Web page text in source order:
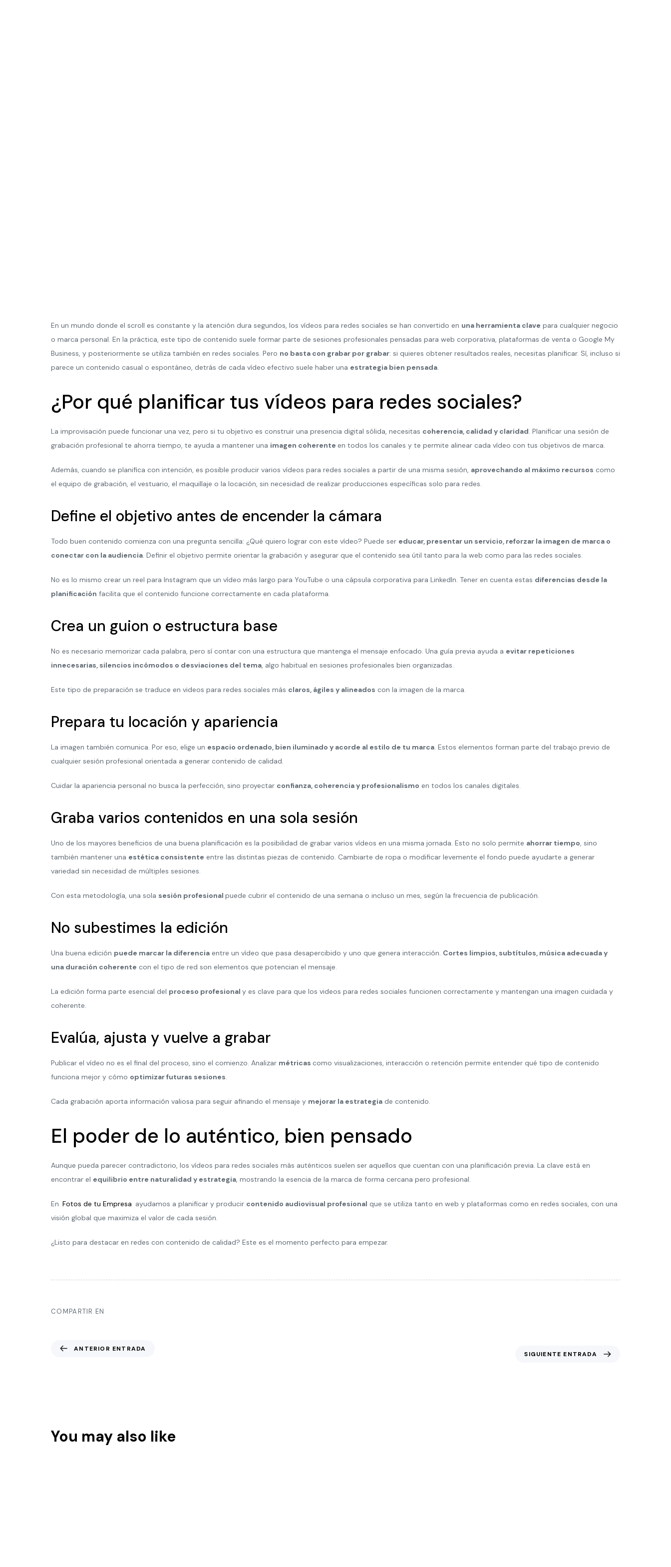
En un mundo donde el scroll es constante y la atención dura segundos, los vídeos para redes sociales se han convertido en una herramienta clave para cualquier negocio
o marca personal. En la práctica, este tipo de contenido suele formar parte de sesiones profesionales pensadas para web corporativa, plataformas de venta o Google My
Business, y posteriormente se utiliza también en redes sociales. Pero no basta con grabar por grabar: si quieres obtener resultados reales, necesitas planificar. Sí, incluso si
parece un contenido casual o espontáneo, detrás de cada vídeo efectivo suele haber una estrategia bien pensada.
¿Por qué planificar tus vídeos para redes sociales?
La improvisación puede funcionar una vez, pero si tu objetivo es construir una presencia digital sólida, necesitas coherencia, calidad y claridad. Planificar una sesión de
grabación profesional te ahorra tiempo, te ayuda a mantener una imagen coherente en todos los canales y te permite alinear cada vídeo con tus objetivos de marca.
Además, cuando se planifica con intención, es posible producir varios vídeos para redes sociales a partir de una misma sesión, aprovechando al máximo recursos como
el equipo de grabación, el vestuario, el maquillaje o la locación, sin necesidad de realizar producciones específicas solo para redes.
Define el objetivo antes de encender la cámara
Todo buen contenido comienza con una pregunta sencilla: ¿Qué quiero lograr con este vídeo? Puede ser educar, presentar un servicio, reforzar la imagen de marca o
conectar con la audiencia. Definir el objetivo permite orientar la grabación y asegurar que el contenido sea útil tanto para la web como para las redes sociales.
No es lo mismo crear un reel para Instagram que un vídeo más largo para YouTube o una cápsula corporativa para LinkedIn. Tener en cuenta estas diferencias desde la
planificación facilita que el contenido funcione correctamente en cada plataforma.
Crea un guion o estructura base
No es necesario memorizar cada palabra, pero sí contar con una estructura que mantenga el mensaje enfocado. Una guía previa ayuda a evitar repeticiones
innecesarias, silencios incómodos o desviaciones del tema, algo habitual en sesiones profesionales bien organizadas.
Este tipo de preparación se traduce en videos para redes sociales más claros, ágiles y alineados con la imagen de la marca.
Prepara tu locación y apariencia
La imagen también comunica. Por eso, elige un espacio ordenado, bien iluminado y acorde al estilo de tu marca. Estos elementos forman parte del trabajo previo de
cualquier sesión profesional orientada a generar contenido de calidad.
Cuidar la apariencia personal no busca la perfección, sino proyectar confianza, coherencia y profesionalismo en todos los canales digitales.
Graba varios contenidos en una sola sesión
Uno de los mayores beneficios de una buena planificación es la posibilidad de grabar varios vídeos en una misma jornada. Esto no solo permite ahorrar tiempo, sino
también mantener una estética consistente entre las distintas piezas de contenido. Cambiarte de ropa o modificar levemente el fondo puede ayudarte a generar
variedad sin necesidad de múltiples sesiones.
Con esta metodología, una sola sesión profesional puede cubrir el contenido de una semana o incluso un mes, según la frecuencia de publicación.
No subestimes la edición
Una buena edición puede marcar la diferencia entre un vídeo que pasa desapercibido y uno que genera interacción. Cortes limpios, subtítulos, música adecuada y
una duración coherente con el tipo de red son elementos que potencian el mensaje.
La edición forma parte esencial del proceso profesional y es clave para que los videos para redes sociales funcionen correctamente y mantengan una imagen cuidada y
coherente.
Evalúa, ajusta y vuelve a grabar
Publicar el vídeo no es el final del proceso, sino el comienzo. Analizar métricas como visualizaciones, interacción o retención permite entender qué tipo de contenido
funciona mejor y cómo optimizar futuras sesiones.
Cada grabación aporta información valiosa para seguir afinando el mensaje y mejorar la estrategia de contenido.
El poder de lo auténtico, bien pensado
Aunque pueda parecer contradictorio, los vídeos para redes sociales más auténticos suelen ser aquellos que cuentan con una planificación previa. La clave está en
encontrar el equilibrio entre naturalidad y estrategia, mostrando la esencia de la marca de forma cercana pero profesional.
En Fotos de tu Empresa ayudamos a planificar y producir contenido audiovisual profesional que se utiliza tanto en web y plataformas como en redes sociales, con una
visión global que maximiza el valor de cada sesión.
¿Listo para destacar en redes con contenido de calidad? Este es el momento perfecto para empezar.
COMPARTIR EN
ANTERIOR ENTRADA
SIGUIENTE ENTRADA
You may also like